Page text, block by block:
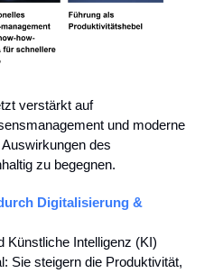
verstärkt auf
und moderne
des
zu begegnen.
Digitalisierung &
Künstliche Intelligenz (KI)
Sie steigern die Produktivität,